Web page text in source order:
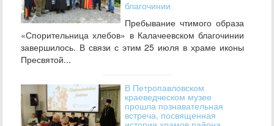
благочинии
Пребывание чтимого образа
«Спорительница хлебов» в Калачеевском благочинии
завершилось. В связи с этим 25 июля в храме иконы
Пресвятой...
В Петропавловском
краеведческом музее
прошла познавательная
встреча, посвященная